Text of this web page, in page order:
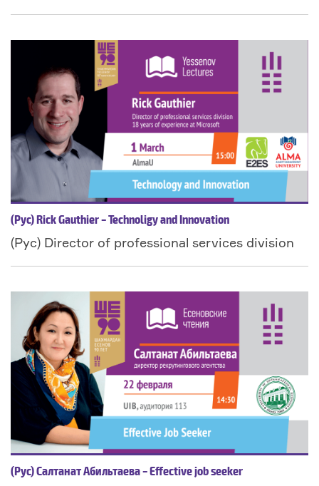
(Рус) Rick Gauthier – Technoligy and Innovation
(Рус) Director of professional services division
(Рус) Салтанат Абильтаева – Effective job seeker